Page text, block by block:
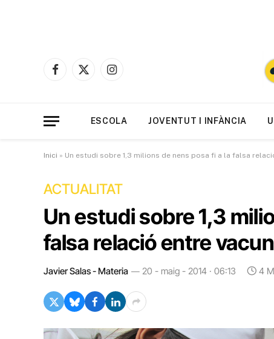
Facebook
X
Instagram
ESCOLA JOVENTUT I INFÀNCIA
Inici » Un estudi sobre 1,3 milions de nens posa fi a la falsa
ACTUALITAT
Un estudi sobre 1,3
falsa relació entre
Javier Salas - Materia 20 - maig - 2014 · 06:13 4